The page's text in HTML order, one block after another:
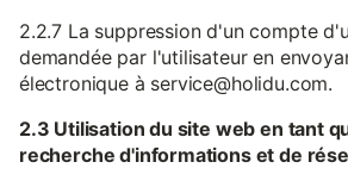
2.2.7 La suppression d'un compte
demandée par l'utilisateur en
électronique à service@holidu.com.
2.3 Utilisation du site web en tant
recherche d'informations et de